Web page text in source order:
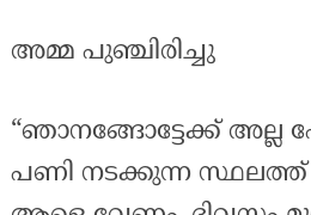
അമ്മ പുഞ്ചിരിച്ചു
“ഞാനങ്ങോട്ടേക്ക് അല്ല
പണി നടക്കുന്ന